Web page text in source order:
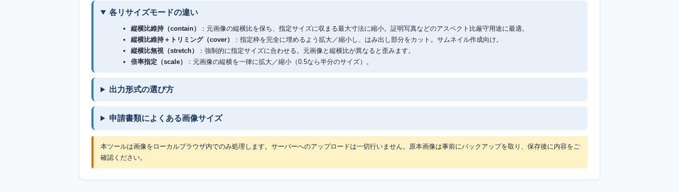
各リサイズモードの違い
縦横比維持（contain）
：元画像の縦横比を保ち、指定サイズに収まる最大寸法に縮小。証明写真などのアスペクト比厳守用途に最適。
縦横比維持＋トリミング（cover）
：指定枠を完全に埋めるよう拡大／縮小し、はみ出し部分をカット。サムネイル作成向け。
縦横比無視（stretch）
：強制的に指定サイズに合わせる。元画像と縦横比が異なると歪みます。
倍率指定（scale）
：元画像の縦横を一律に拡大／縮小（0.5なら半分のサイズ）。
出力形式の選び方
申請書類によくある画像サイズ
本ツールは画像をローカルブラウザ内でのみ処理します。サーバーへのアップロードは一切行いません。原本画像は事前にバックアップを取り、保存後に内容をご
確認ください。